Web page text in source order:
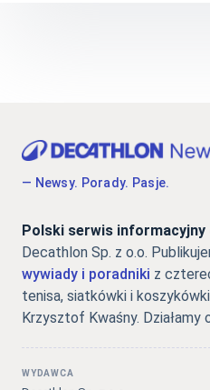
— Newsy. Porady. Pasje.
Polski serwis
Decathlon Sp. z o.o.
wywiady i poradniki z
tenisa, siatkówki i
Krzysztof Kwaśny. Działamy
WYDAWCA